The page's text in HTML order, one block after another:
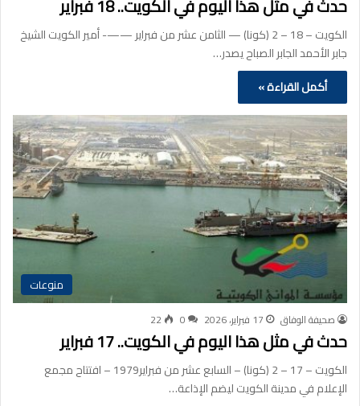
الكويت – 18 – 2 (كونا) — الثامن عشر من فبراير ——- أمير الكويت الشيخ
جابر الأحمد الجابر الصباح يصدر…
أكمل القراءة »
منوعات
صحيفة الوفاق 17 فبراير، 2026 0
22
حدث في مثل هذا اليوم في الكويت.. 17 فبراير
الكويت – 17 – 2 (كونا) – السابع عشر من فبراير1979 – افتتاح مجمع
الإعلام في مدينة الكويت ليضم الإذاعة…